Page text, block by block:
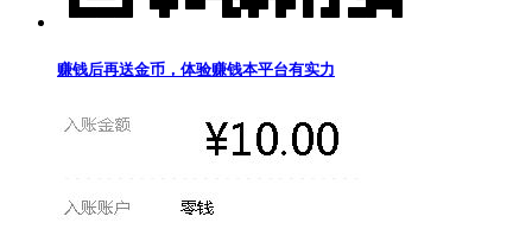
赚钱后再送金币，体验赚钱本平台有实力